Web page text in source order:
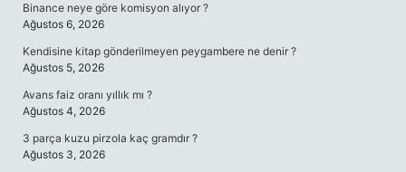
Binance neye göre komisyon alıyor ?
Ağustos 6, 2026
Kendisine kitap gönderilmeyen peygambere ne denir ?
Ağustos 5, 2026
Avans faiz oranı yıllık mı ?
Ağustos 4, 2026
3 parça kuzu pirzola kaç gramdır ?
Ağustos 3, 2026